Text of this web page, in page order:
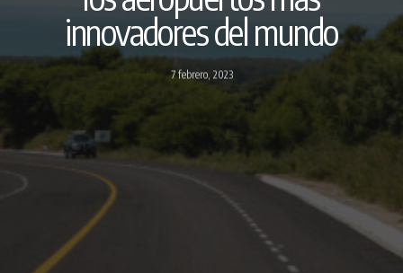
innovadores del mundo
7 febrero, 2023